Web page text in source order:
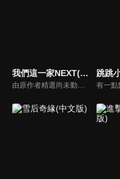
我們這一家NEXT(中文版) 跳跳